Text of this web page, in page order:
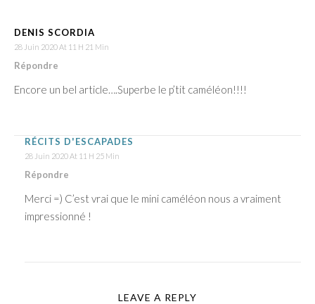
DENIS SCORDIA
28 Juin 2020 At 11 H 21 Min
Répondre
Encore un bel article….Superbe le p’tit caméléon!!!!
RÉCITS D'ESCAPADES
28 Juin 2020 At 11 H 25 Min
Répondre
Merci =) C’est vrai que le mini caméléon nous a vraiment
impressionné !
LEAVE A REPLY